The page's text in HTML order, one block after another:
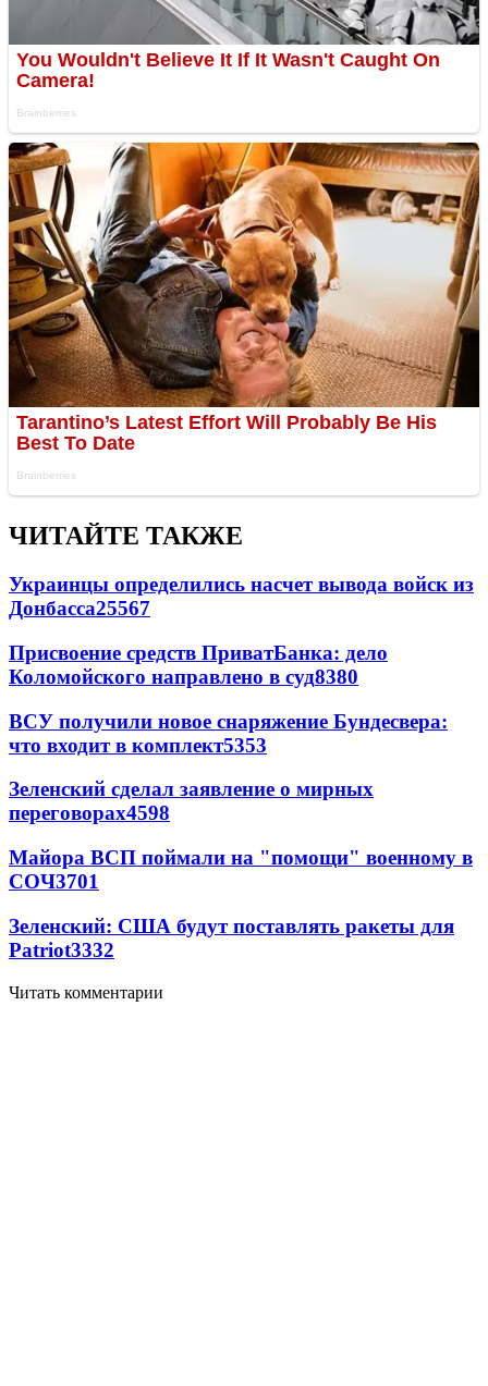
ЧИТАЙТЕ ТАКЖЕ
Украинцы определились насчет вывода войск из
Донбасса25567
Присвоение средств ПриватБанка: дело
Коломойского направлено в суд8380
ВСУ получили новое снаряжение Бундесвера:
что входит в комплект5353
Зеленский сделал заявление о мирных
переговорах4598
Майора ВСП поймали на "помощи" военному в
СОЧ3701
Зеленский: США будут поставлять ракеты для
Patriot3332
Читать комментарии